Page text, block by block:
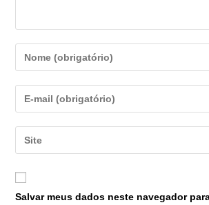
Salvar meus dados neste navegador